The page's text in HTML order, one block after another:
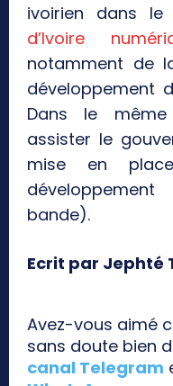
ivoirien dans
d’Ivoire
notamment de
développement
Dans le
assister le
mise en
bande).
Ecrit par Jephté
Avez-vous aimé
sans doute bien
canal Telegram